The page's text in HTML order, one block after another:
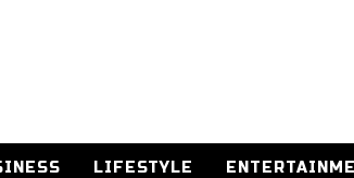
LIFESTYLE